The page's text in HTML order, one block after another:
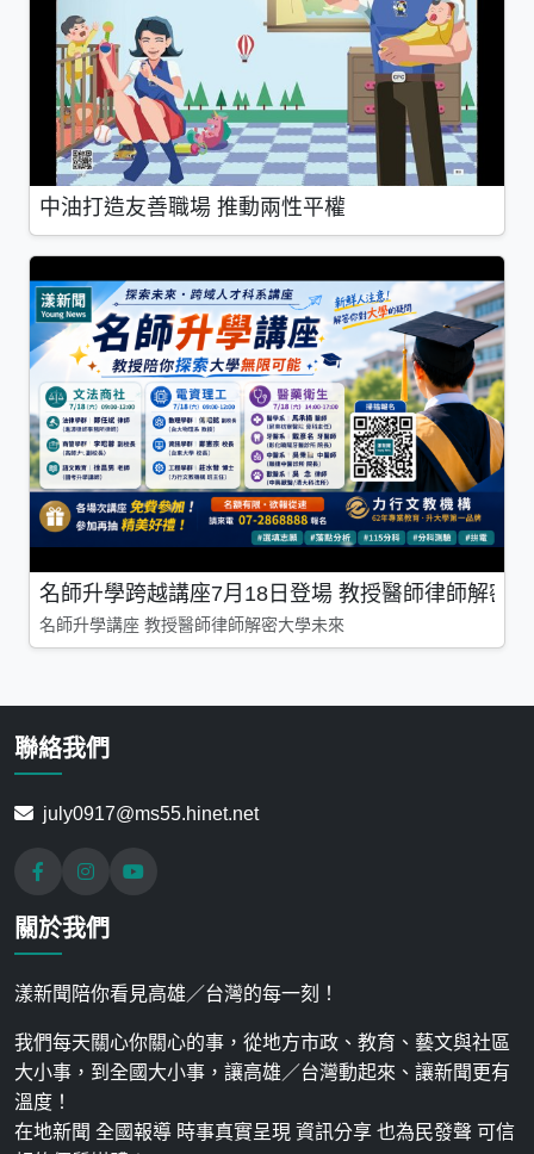
中油打造友善職場 推動兩性平權
名師升學跨越講座7月18日登場 教授醫師律師解密
名師升學講座 教授醫師律師解密大學未來
聯絡我們
july0917@ms55.hinet.net
關於我們
漾新聞陪你看見高雄／台灣的每一刻！
我們每天關心你關心的事，從地方市政、教育、藝文與社區
大小事，到全國大小事，讓高雄／台灣動起來、讓新聞更有
溫度！
在地新聞 全國報導 時事真實呈現 資訊分享 也為民發聲 可信